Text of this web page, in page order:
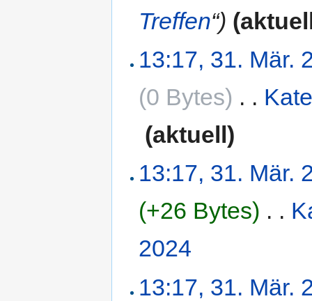
Treffen“)
13:17, 31. Mär.
(0 Bytes) . .
(aktuell)
13:17, 31. Mär.
(+26 Bytes) . .
2024
13:17, 31. Mär.